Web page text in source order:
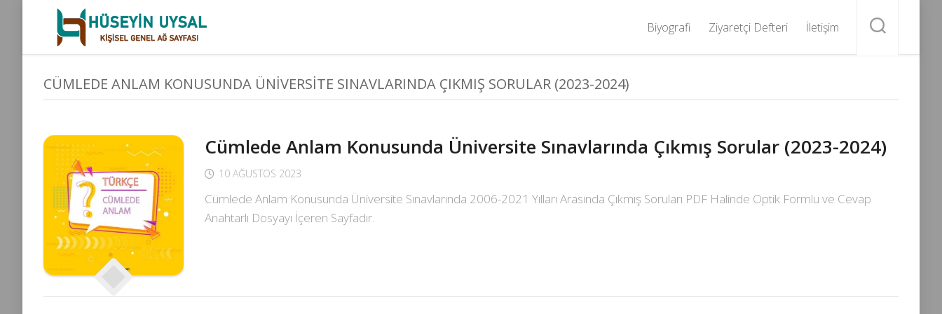
Biyografi Ziyaretçi Defteri İletişim
CÜMLEDE ANLAM KONUSUNDA ÜNIVERSITE SINAVLARINDA ÇIKMIŞ SORULAR (2023-2024)
Cümlede Anlam Konusunda Üniversite Sınavlarında Çıkmış Sorular (2023-2024)
10 AĞUSTOS 2023
Cümlede Anlam Konusunda Üniversite Sınavlarında 2006-2021 Yılları Arasında Çıkmış Soruları PDF Halinde Optik Formlu ve Cevap
Anahtarlı Dosyayı İçeren Sayfadır.